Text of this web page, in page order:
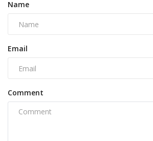
Name
Email
Comment